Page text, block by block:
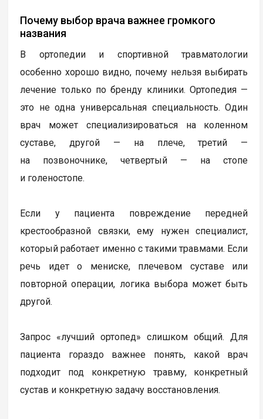
Почему выбор врача важнее громкого
названия
В ортопедии и спортивной травматологии
особенно хорошо видно, почему нельзя выбирать
лечение только по бренду клиники. Ортопедия —
это не одна универсальная специальность. Один
врач может специализироваться на коленном
суставе, другой — на плече, третий —
на позвоночнике, четвертый — на стопе
и голеностопе.
Если у пациента повреждение передней
крестообразной связки, ему нужен специалист,
который работает именно с такими травмами. Если
речь идет о мениске, плечевом суставе или
повторной операции, логика выбора может быть
другой.
Запрос «лучший ортопед» слишком общий. Для
пациента гораздо важнее понять, какой врач
подходит под конкретную травму, конкретный
сустав и конкретную задачу восстановления.